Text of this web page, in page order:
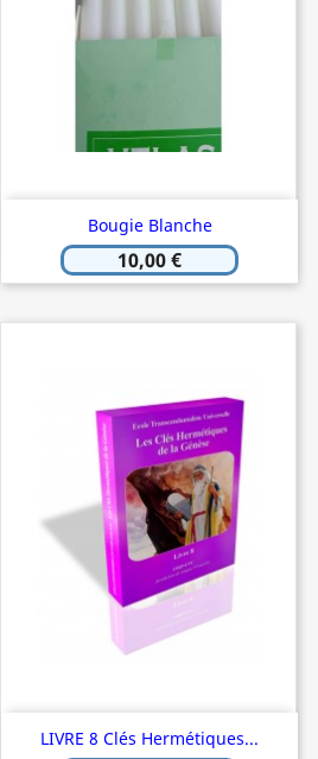
Bougie Blanche
10,00 €
LIVRE 8 Clés Hermétiques...